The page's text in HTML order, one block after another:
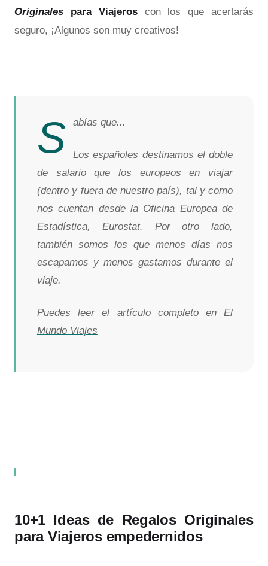
Originales para Viajeroscon los que acertarás
seguro, ¡Algunos son muy creativos!
S abías que...
Los españoles destinamos el doble
de salario que los europeos en viajar
(dentro y fuera de nuestro país), tal y como
nos cuentan desde la Oficina Europea de
Estadística, Eurostat. Por otro lado,
también somos los que menos días nos
escapamos y menos gastamos durante el
viaje.
Puedes leer el artículo completo en El
Mundo Viajes
10+1 Ideas de Regalos Originales
para Viajeros empedernidos